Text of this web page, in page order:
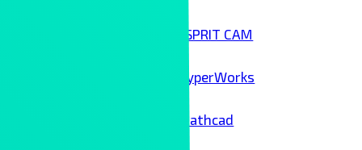
ESPRIT CAM
HyperWorks
Mathcad